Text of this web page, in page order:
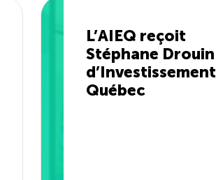
L’AIEQ reçoit
Stéphane Drouin
d’Investissement
Québec